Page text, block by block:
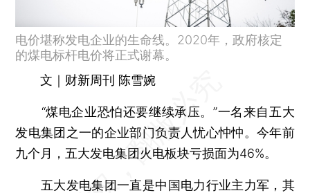
电价堪称发电企业的生命线。2020年，政府核定
的煤电标杆电价将正式谢幕。
文｜财新周刊 陈雪婉
“煤电企业恐怕还要继续承压。”一名来自五大
发电集团之一的企业部门负责人忧心忡忡。今年前
九个月，五大发电集团火电板块亏损面为46%。
五大发电集团一直是中国电力行业主力军，其